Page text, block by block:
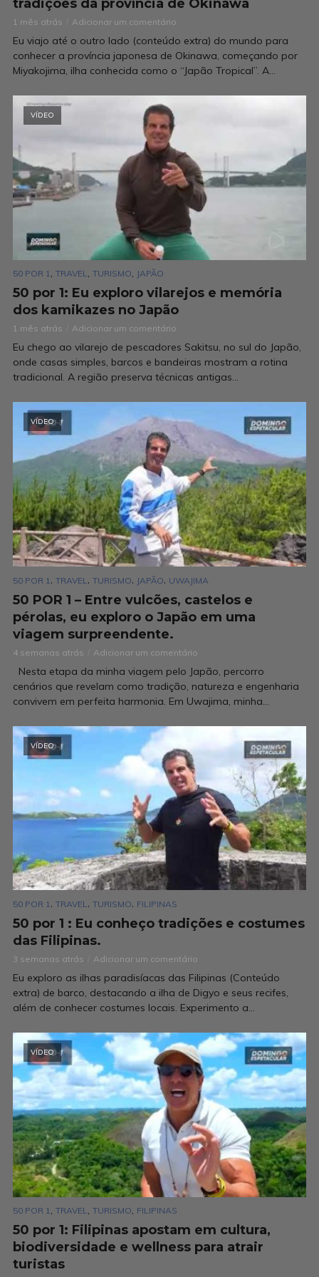
tradições da província de Okinawa
1 mês atrás Adicionar um comentário
Eu viajo até o outro lado (conteúdo extra) do mundo para
conhecer a província japonesa de Okinawa, começando por
Miyakojima, ilha conhecida como o “Japão Tropical”. A...
VÍDEO
50 POR 1, TRAVEL, TURISMO, JAPÃO
50 por 1: Eu exploro vilarejos e memória
dos kamikazes no Japão
1 mês atrás Adicionar um comentário
Eu chego ao vilarejo de pescadores Sakitsu, no sul do Japão,
onde casas simples, barcos e bandeiras mostram a rotina
tradicional. A região preserva técnicas antigas...
VÍDEO
50 POR 1 , TRAVEL , TURISMO, JAPÃO, UWAJIMA
50 POR 1 – Entre vulcões, castelos e
pérolas, eu exploro o Japão em uma
viagem surpreendente.
4 semanas atrás Adicionar um comentário
Nesta etapa da minha viagem pelo Japão, percorro
cenários que revelam como tradição, natureza e engenharia
convivem em perfeita harmonia. Em Uwajima, minha...
VÍDEO
50 POR 1 , TRAVEL , TURISMO, FILIPINAS
50 por 1 : Eu conheço tradições e costumes
das Filipinas.
3 semanas atrás Adicionar um comentário
Eu exploro as ilhas paradisíacas das Filipinas (Conteúdo
extra) de barco, destacando a ilha de Digyo e seus recifes,
além de conhecer costumes locais. Experimento a...
VÍDEO
50 POR 1, TRAVEL, TURISMO, FILIPINAS
50 por 1: Filipinas apostam em cultura,
biodiversidade e wellness para atrair
turistas